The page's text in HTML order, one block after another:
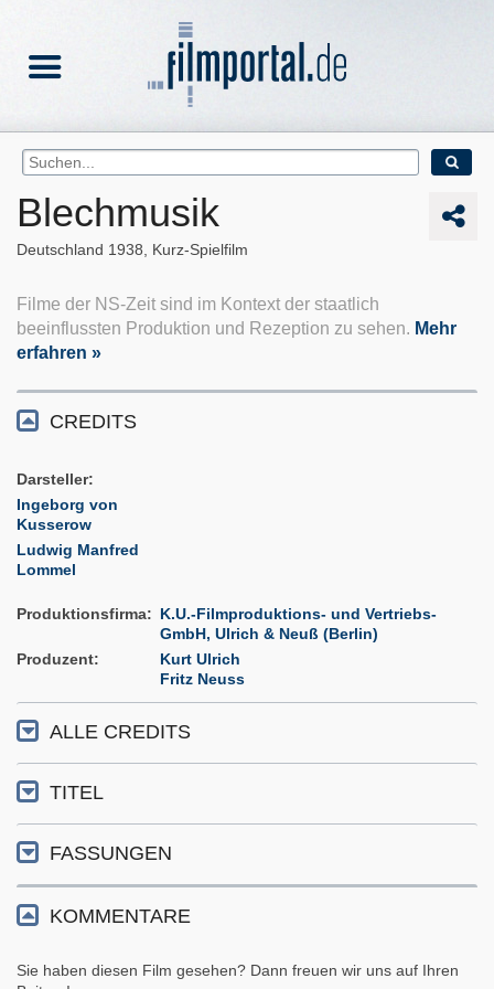
Blechmusik
Deutschland 1938 Kurz-Spielfilm
Filme der NS-Zeit sind im Kontext der staatlich
beeinflussten Produktion und Rezeption zu sehen. Mehr
erfahren »
CREDITS
Darsteller
Ingeborg von
Kusserow
Ludwig Manfred
Lommel
Produktionsfirma
K.U.-Filmproduktions- und Vertriebs-
GmbH, Ulrich & Neuß (Berlin)
Produzent
Kurt Ulrich
Fritz Neuss
ALLE CREDITS
TITEL
FASSUNGEN
KOMMENTARE
Sie haben diesen Film gesehen? Dann freuen wir uns auf Ihren